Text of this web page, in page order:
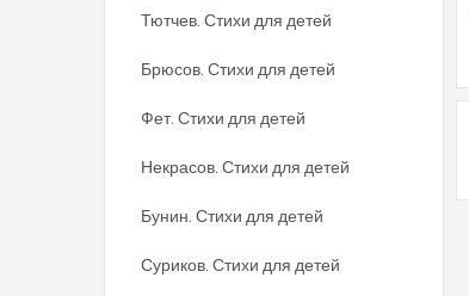
Тютчев. Стихи для детей
Брюсов. Стихи для детей
Фет. Стихи для детей
Некрасов. Стихи для детей
Бунин. Стихи для детей
Суриков. Стихи для детей